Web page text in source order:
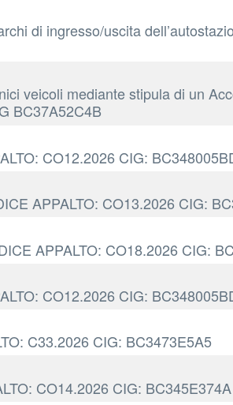
di ingresso/uscita
veicoli mediante stipula di un
BC37A52C4B
CO12.2026 CIG:
APPALTO: CO13.2026 CIG:
APPALTO: CO18.2026 CIG:
CO12.2026 CIG:
C33.2026 CIG: BC3473E5A5
CO14.2026 CIG: BC345E374A